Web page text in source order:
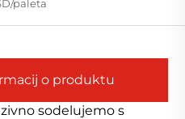
paleta
o produktu
sodelujemo s